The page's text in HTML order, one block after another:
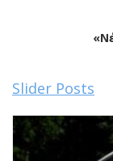
Slider Posts